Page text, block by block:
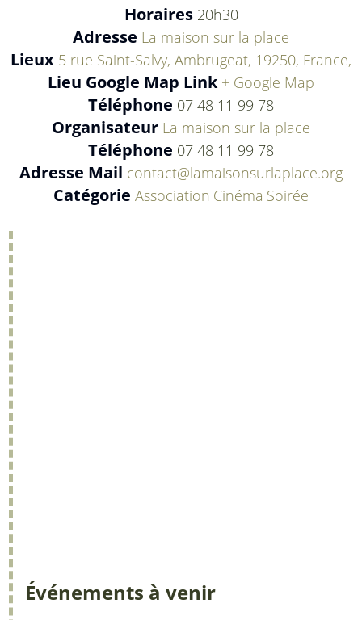
Horaires 20h30
Adresse La maison sur la place
Lieux 5 rue Saint-Salvy, Ambrugeat, 19250, France,
Lieu Google Map Link + Google Map
Téléphone 07 48 11 99 78
Organisateur La maison sur la place
Téléphone 07 48 11 99 78
Adresse Mail contact@lamaisonsurlaplace.org
Catégorie Association Cinéma Soirée
Événements à venir